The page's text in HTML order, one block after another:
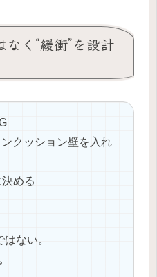
なく“緩衝”を設計
クッション壁を入れ
める
ない。